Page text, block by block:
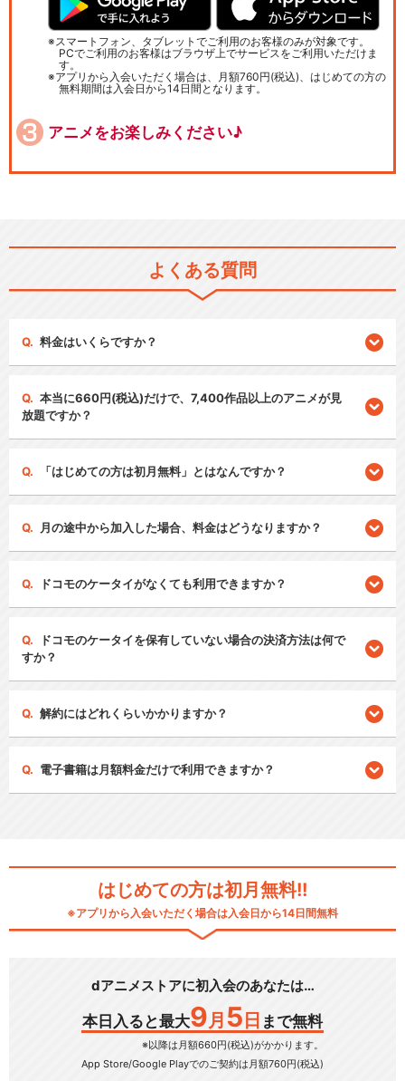
スマートフォン、タブレットでご利用のお客様のみが対象です。
PCでご利用のお客様はブラウザ上でサービスをご利用いただけま
す。
アプリから入会いただく場合は、月額760円(税込)、はじめての方の
無料期間は入会日から14日間となります。
アニメをお楽しみください♪
よくある質問
料金はいくらですか？
本当に660円(税込)だけで、7,400作品以上のアニメが見
放題ですか？
「はじめての方は初月無料」とはなんですか？
月の途中から加入した場合、料金はどうなりますか？
ドコモのケータイがなくても利用できますか？
ドコモのケータイを保有していない場合の決済方法は何で
すか？
解約にはどれくらいかかりますか？
電子書籍は月額料金だけで利用できますか？
はじめての方は初月無料!!
※アプリから入会いただく場合は入会日から14日間無料
dアニメストアに初入会のあなたは…
本日入ると最大9 月 5 日 まで無料
※以降は月額660円(税込)がかかります。
App Store/Google Playでのご契約は月額760円(税込)